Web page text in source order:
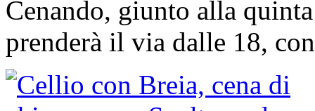
Cenando, giunto alla
prenderà il via dalle 18,